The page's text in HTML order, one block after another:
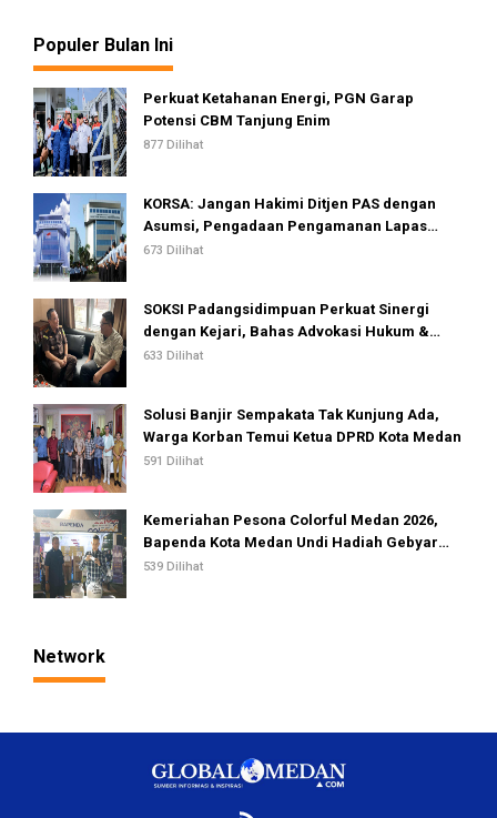
Populer Bulan Ini
Perkuat Ketahanan Energi, PGN Garap
Potensi CBM Tanjung Enim
877 Dilihat
KORSA: Jangan Hakimi Ditjen PAS dengan
Asumsi, Pengadaan Pengamanan Lapas
Dinilai Telah Sesuai Standar dan Regulasi
673 Dilihat
SOKSI Padangsidimpuan Perkuat Sinergi
dengan Kejari, Bahas Advokasi Hukum &
Perlindungan Hak Masyarakat
633 Dilihat
Solusi Banjir Sempakata Tak Kunjung Ada,
Warga Korban Temui Ketua DPRD Kota Medan
591 Dilihat
Kemeriahan Pesona Colorful Medan 2026,
Bapenda Kota Medan Undi Hadiah Gebyar
PBB dan Opsen PKB
539 Dilihat
Network